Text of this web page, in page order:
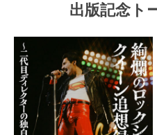
出版記念ト